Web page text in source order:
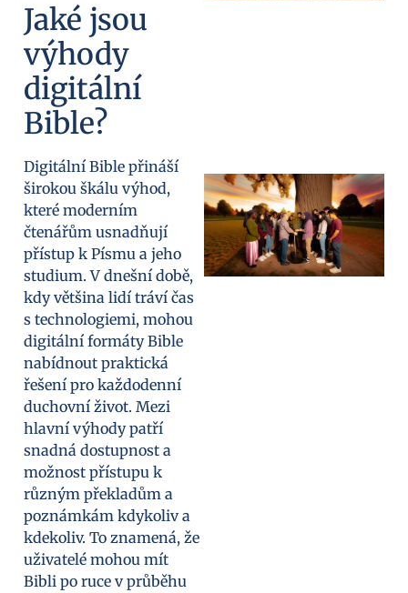
Jaké jsou
výhody
digitální
Bible?
Digitální Bible přináší
širokou škálu výhod,
které moderním
čtenářům usnadňují
přístup k Písmu a jeho
studium. V dnešní době,
kdy většina lidí tráví čas
s technologiemi, mohou
digitální formáty Bible
nabídnout praktická
řešení pro každodenní
duchovní život. Mezi
hlavní výhody patří
snadná dostupnost a
možnost přístupu k
různým překladům a
poznámkám kdykoliv a
kdekoliv. To znamená, že
uživatelé mohou mít
Bibli po ruce v průběhu